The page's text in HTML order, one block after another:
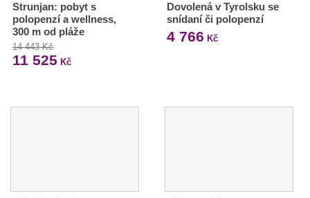
Strunjan: pobyt s
polopenzí a wellness,
300 m od pláže
14 443 Kč
11 525 Kč
Dovolená v Tyrolsku se
snídaní či polopenzí
4 766 Kč